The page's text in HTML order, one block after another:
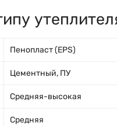
Пенопласт (EPS)
Цементный, ПУ
Средняя-высокая
Средняя